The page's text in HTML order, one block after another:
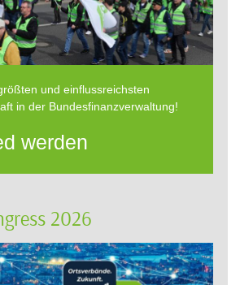
und einflussreichsten
in der Bundesfinanzverwaltung!
werden
2026